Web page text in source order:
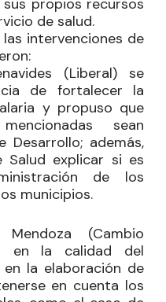
propios recursos
de salud.
intervenciones de
(Liberal) se
de fortalecer la
y propuso que
sean
Desarrollo; además,
explicar si es
de los
municipios.
(Cambio
en la calidad del
la elaboración de
en cuenta los